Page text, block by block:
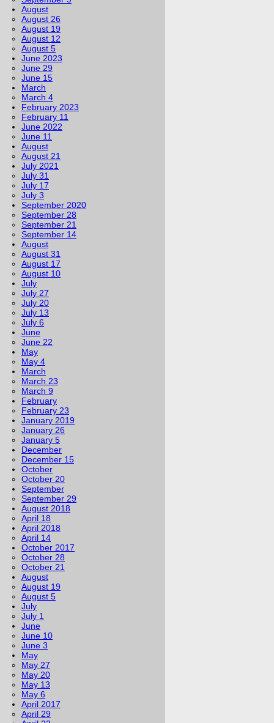
August
August 26
August 19
August 12
August 5
June 2023
June 29
June 15
March
March 4
February 2023
February 11
June 2022
June 11
August
August 21
July 2021
July 31
July 17
July 3
September 2020
September 28
September 21
September 14
August
August 31
August 17
August 10
July
July 27
July 20
July 13
July 6
June
June 22
May
May 4
March
March 23
March 9
February
February 23
January 2019
January 26
January 5
December
December 15
October
October 20
September
September 29
August 2018
April 18
April 2018
April 14
October 2017
October 28
October 21
August
August 19
August 5
July
July 1
June
June 10
June 3
May
May 27
May 20
May 13
May 6
April 2017
April 29